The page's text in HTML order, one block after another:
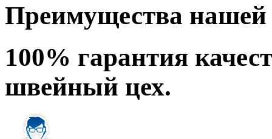
Преимущества нашей
100% гарантия
швейный цех.